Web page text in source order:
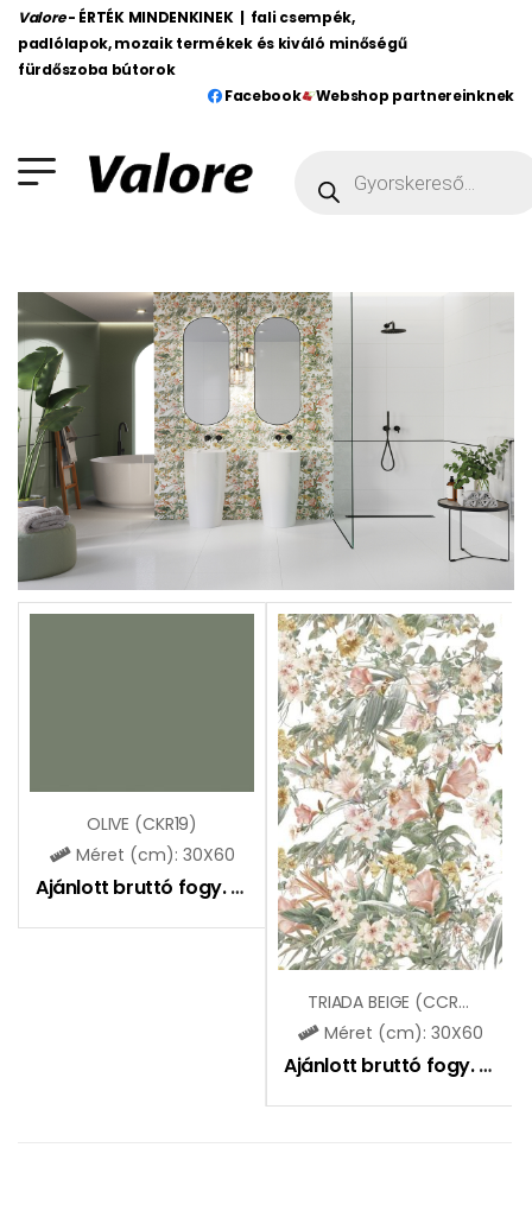
Valore - ÉRTÉK MINDENKINEK | fali csempék,
padlólapok, mozaik termékek és kiváló minőségű
fürdőszoba bútorok
Facebook
Webshop partnereinknek
OLIVE (CKR19)
Méret (cm): 30X60
Ajánlott bruttó fogy. ár: 9590Ft
TRIADA BEIGE (CCR110)
Méret (cm): 30X60
Ajánlott bruttó fogy. ár: